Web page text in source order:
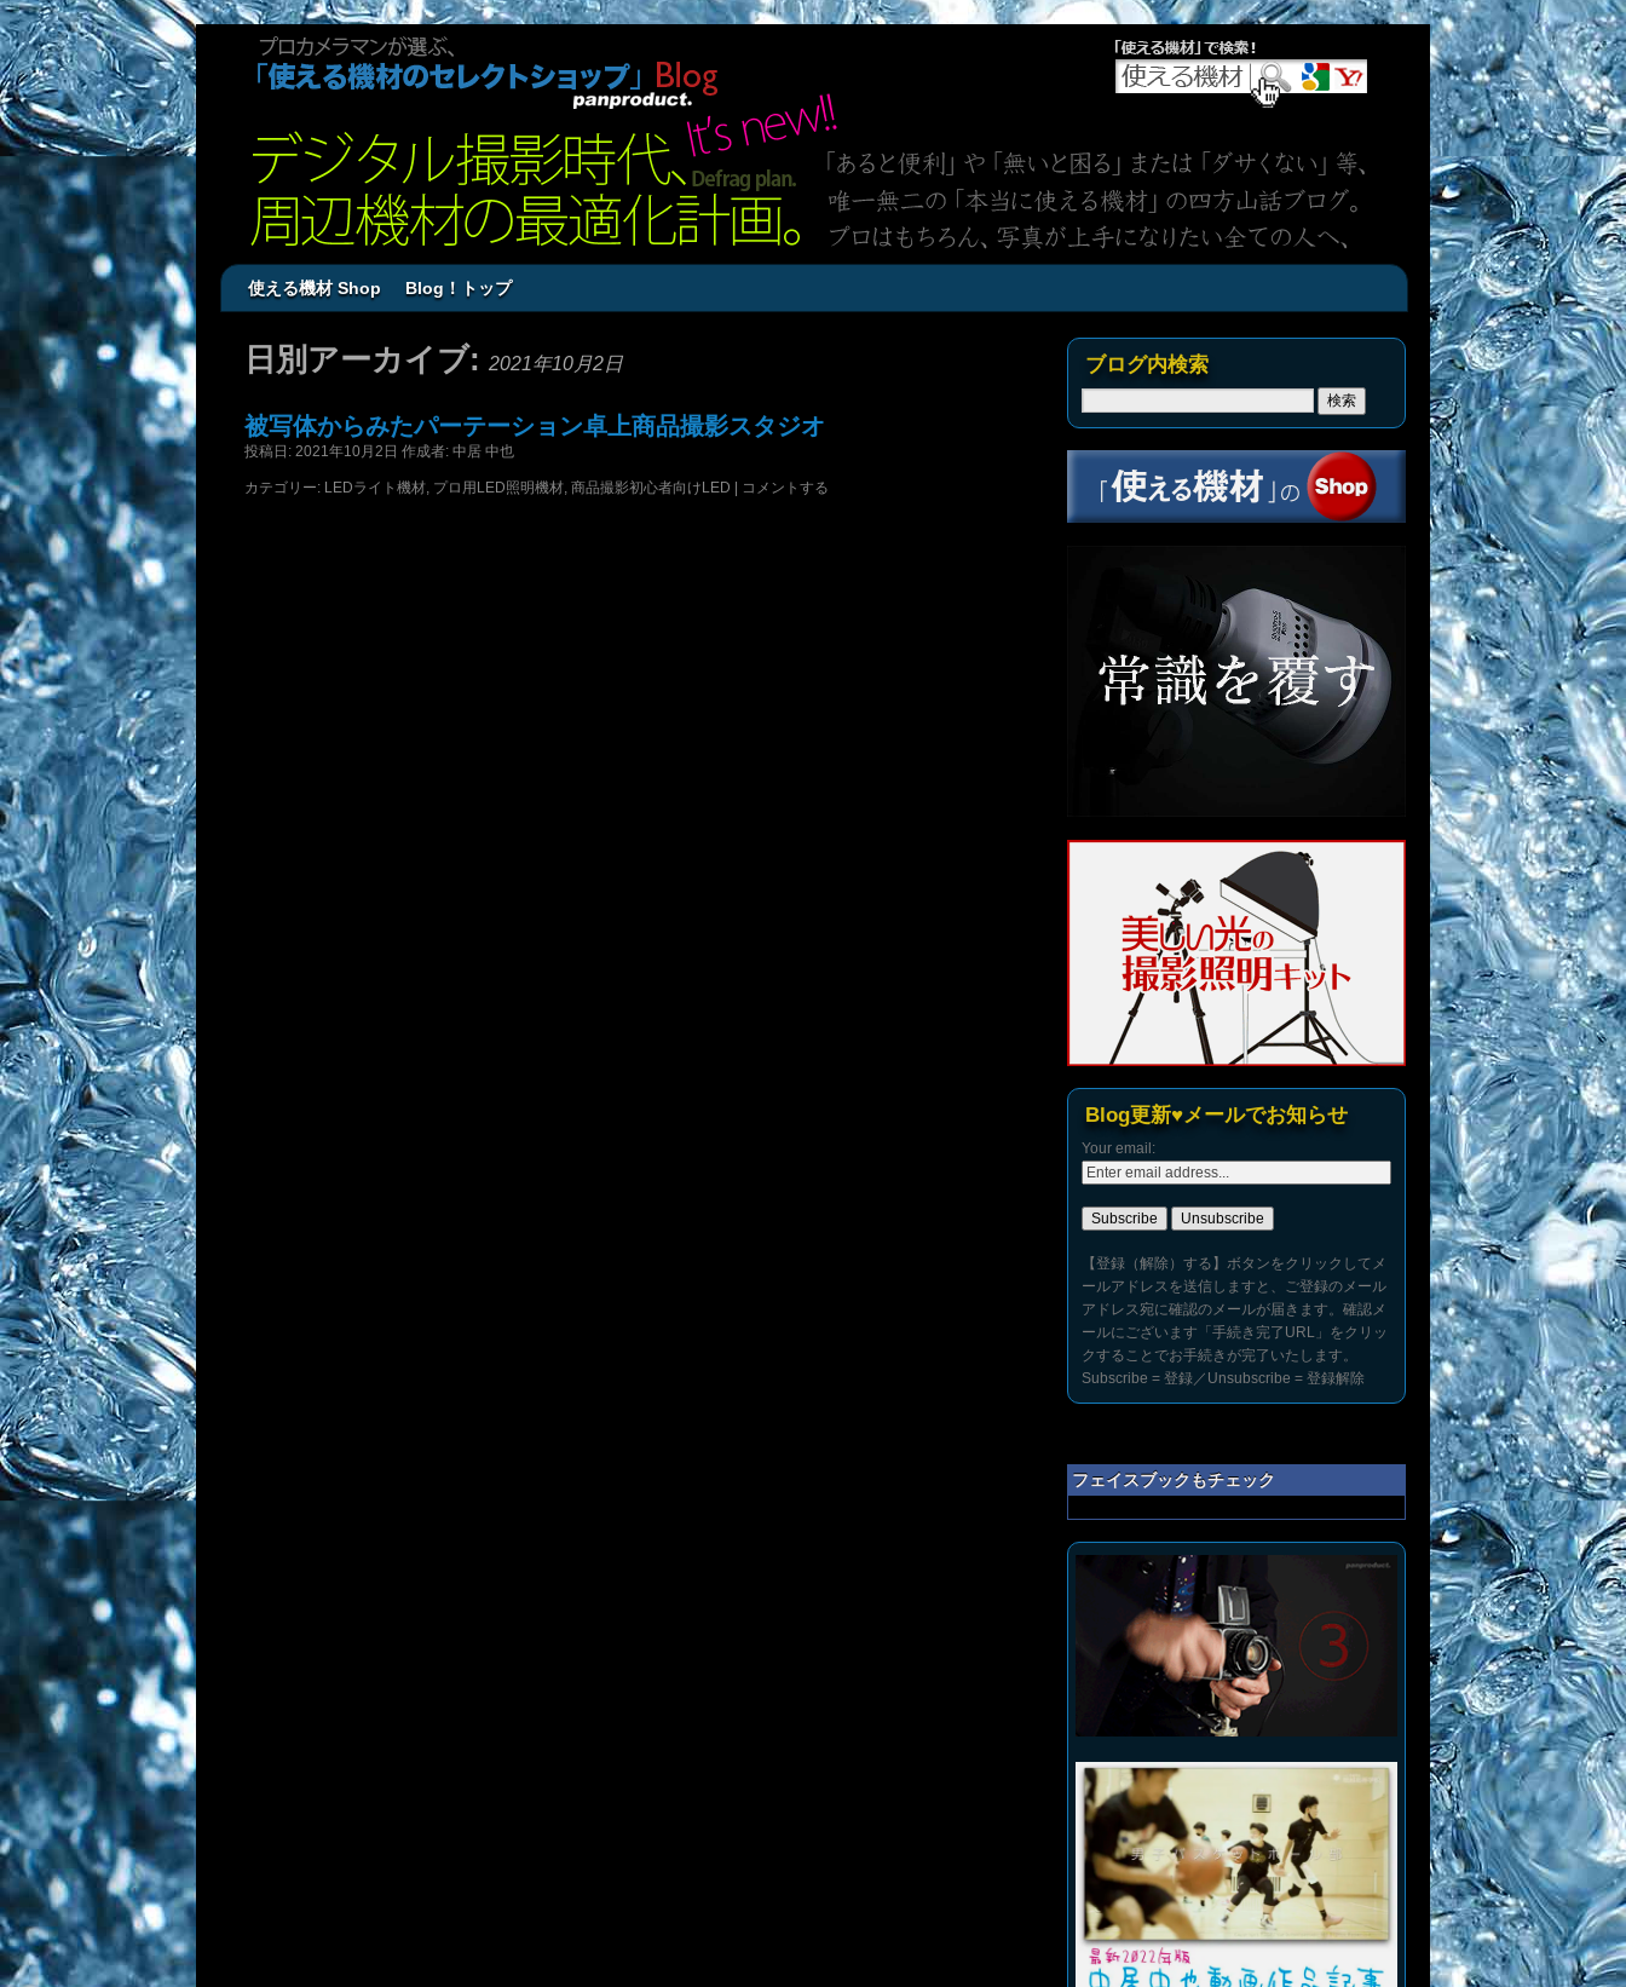
使える機材 Shop Blog！トップ
日別アーカイブ: 2021年10月2日
被写体からみたパーテーション卓上商品撮影スタジオ
投稿日: 2021年10月2日 作成者: 中居 中也
カテゴリー: LEDライト機材, プロ用LED照明機材, 商品撮影初心者向けLED コメントする
ブログ内検索
Blog更新♥メールでお知らせ
Your email:
【登録（解除）する】ボタンをクリックしてメ
ールアドレスを送信しますと、ご登録のメール
アドレス宛に確認のメールが届きます。確認メ
ールにございます「手続き完了URL」をクリッ
クすることでお手続きが完了いたします。
Subscribe = 登録／Unsubscribe = 登録解除
フェイスブックもチェック